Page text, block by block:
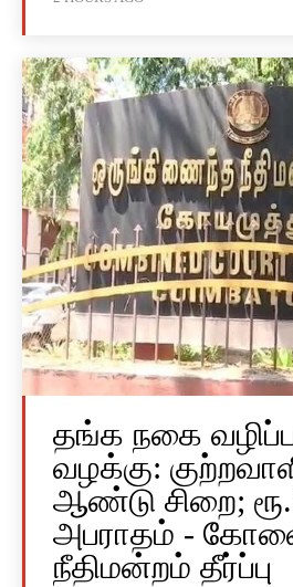
தங்க நகை
வழக்கு:
ஆண்டு சிறை;
அபராதம் -
நீதிமன்றம் தீர்ப்பு